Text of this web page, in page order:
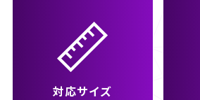
対応サイズ